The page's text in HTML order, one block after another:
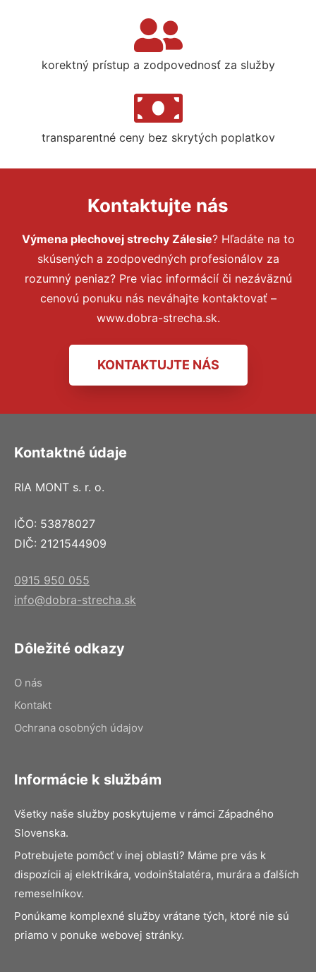
korektný prístup a zodpovednosť za služby
transparentné ceny bez skrytých poplatkov
Kontaktujte nás
Výmena plechovej strechy Zálesie? Hľadáte na to
skúsených a zodpovedných profesionálov za
rozumný peniaz? Pre viac informácií či nezáväznú
cenovú ponuku nás neváhajte kontaktovať –
www.dobra-strecha.sk.
KONTAKTUJTE NÁS
Kontaktné údaje
RIA MONT s. r. o.
IČO: 53878027
DIČ: 2121544909
0915 950 055
info@dobra-strecha.sk
Dôležité odkazy
O nás
Kontakt
Ochrana osobných údajov
Informácie k službám
Všetky naše služby poskytujeme v rámci Západného
Slovenska.
Potrebujete pomôcť v inej oblasti? Máme pre vás k
dispozícii aj elektrikára, vodoinštalatéra, murára a ďalších
remeselníkov.
Ponúkame komplexné služby vrátane tých, ktoré nie sú
priamo v ponuke webovej stránky.